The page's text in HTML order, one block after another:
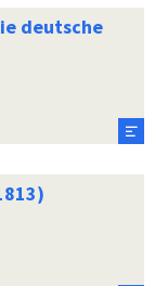
deutsche